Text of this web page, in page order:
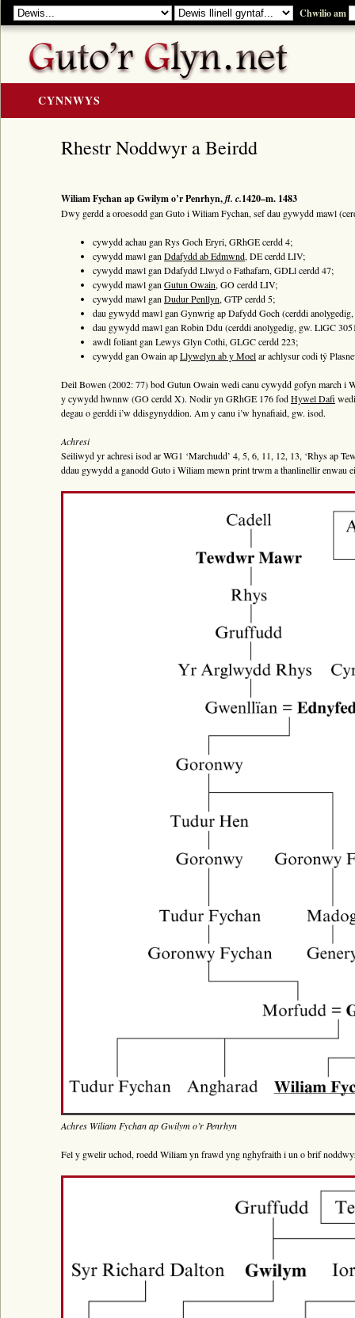
Chwilio am
CYNNWYS
Rhestr Teitlau
Noddwyr a Beirdd
Enwau Personol
Enwau Lleoedd
Llawysgrifau a Cherddi
ADNODDAU
Bywgraffiad
Am y prosiect
Canllawiau
Y Gerdd a’r Gân
Rhestr Noddwyr a Beirdd
Wiliam Fychan ap Gwilym o’r Penrhyn,fl. c.1420–m. 1483
Dwy gerdd a oroesodd gan Guto i Wiliam Fychan, sef dau gywydd mawl
cywydd achau gan Rys Goch Eryri, GRhGE cerdd 4;
cywydd mawl gan Ddafydd ab Edmwnd, DE cerdd LIV;
cywydd mawl gan Ddafydd Llwyd o Fathafarn, GDLl cerdd 47;
cywydd mawl gan Gutun Owain, GO cerdd LIV;
cywydd mawl gan Dudur Penllyn, GTP cerdd 5;
dau gywydd mawl gan Gynwrig ap Dafydd Goch (cerddi
dau gywydd mawl gan Robin Ddu (cerddi anolygedig, gw. LlGC
awdl foliant gan Lewys Glyn Cothi, GLGC cerdd 223;
cywydd gan Owain apLlywelyn ab y Moelar achlysur codi tŷ
Deil Bowen (2002: 77) bod Gutun Owain wedi canu cywydd gofyn march i
y cywydd hwnnw (GO cerdd X). Nodir yn GRhGE 176 fodHywel Dafi
degau o gerddi i’w ddisgynyddion. Am y canu i’w hynafiaid, gw. isod.
Achresi
Seiliwyd yr achresi isod ar WG1 ‘Marchudd’ 4, 5, 6, 11, 12, 13, ‘Rhys ap
ddau gywydd a ganodd Guto i Wiliam mewn print trwm a thanlinellir enwau
Achres Wiliam Fychan ap Gwilym o’r Penrhyn
Fel y gwelir uchod, roedd Wiliam yn frawd yng nghyfraith i un o brif